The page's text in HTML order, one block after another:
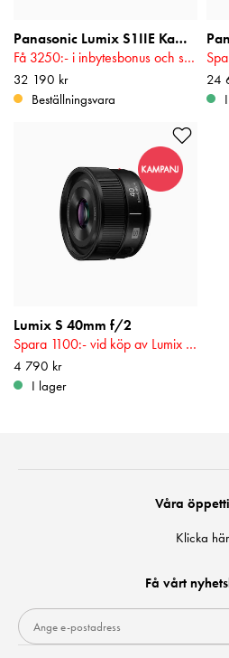
Panasonic Lumix S1IIE Kamerahus
Få 3250:- i inbytesbonus och spara upp till 5400:- på utvalda objektiv! Gäller t.o.m 2026-08-17
Pris :32 190 kr
32 190 kr
Beställningsvara
Pris :
24
Lumix S 40mm f/2
Spara 1100:- vid köp av Lumix S-Kamera! Gäller t.o.m 2026-08-17
Pris:4 790 kr
4 790 kr
I lager
Våra
Klicka här
Få vårt